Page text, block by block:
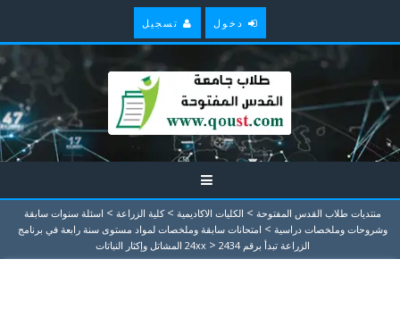
دخول تسجيل
منتديات طلاب القدس المفتوحة > الكليات الاكاديمية > كلية الزراعة > اسئلة سنوات سابقة
وشروحات وملخصات دراسية > امتحانات سابقة وملخصات لمواد مستوى سنة رابعة في برنامج
الزراعة تبدأ برقم 24xx
> 2434 المشاتل وإكثار النباتات